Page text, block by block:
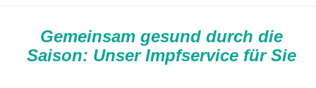
Gemeinsam gesund durch die
Saison: Unser Impfservice für Sie